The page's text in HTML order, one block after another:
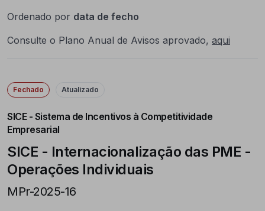
Ordenado por data de fecho
Consulte o Plano Anual de Avisos aprovado, aqui
Fechado Atualizado
SICE - Sistema de Incentivos à Competitividade
Empresarial
SICE - Internacionalização das PME -
Operações Individuais
MPr-2025-16